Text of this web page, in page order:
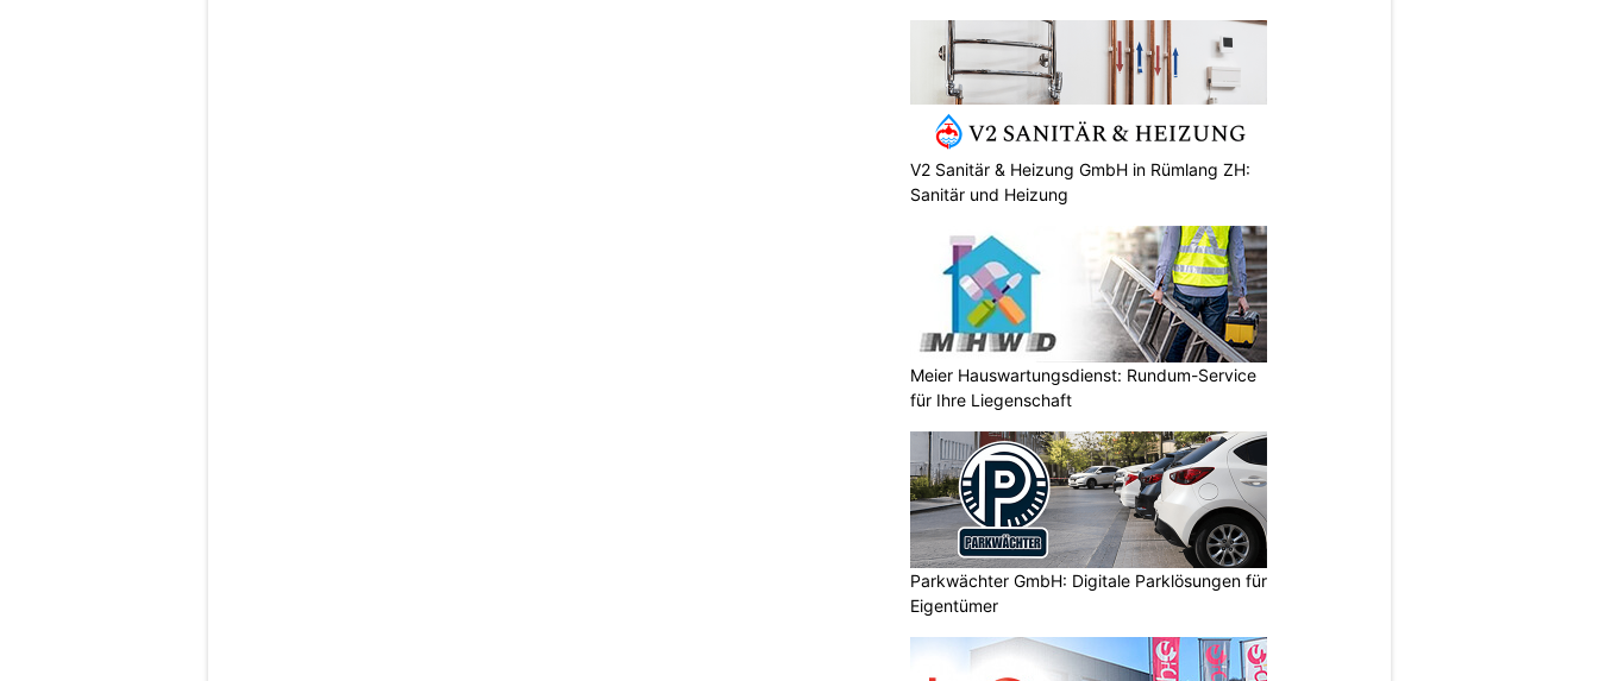
V2 Sanitär & Heizung GmbH in Rümlang ZH:
Sanitär und Heizung
Meier Hauswartungsdienst: Rundum-Service
für Ihre Liegenschaft
Parkwächter GmbH: Digitale Parklösungen für
Eigentümer